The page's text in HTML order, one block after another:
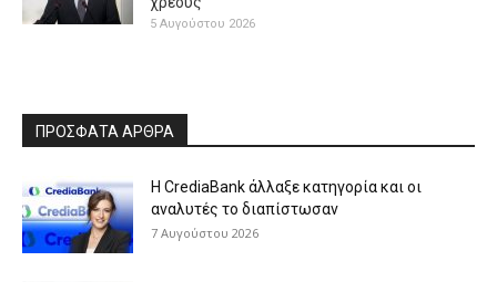
5 Αυγούστου 2026
ΠΡΟΣΦΑΤΑ ΑΡΘΡΑ
Η CrediaBank άλλαξε κατηγορία και οι
αναλυτές το διαπίστωσαν
7 Αυγούστου 2026